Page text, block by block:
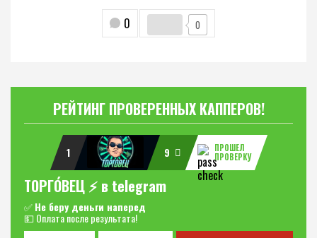
0 0
РЕЙТИНГ ПРОВЕРЕННЫХ КАППЕРОВ!
1 9
ПРОШЕЛ
ПРОВЕРКУ
ТОРГО́ВЕЦ ⚡️ в telegram
✅Не беру деньги наперед
💵 Оплата после результата!